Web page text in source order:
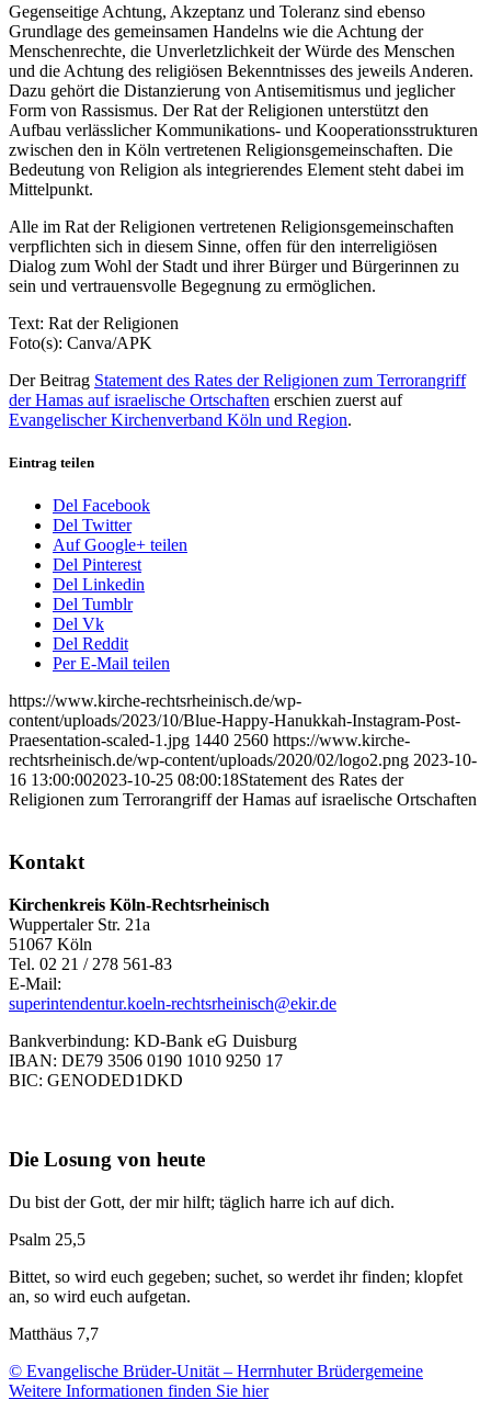
Gegenseitige Achtung, Akzeptanz und Toleranz sind ebenso
Grundlage des gemeinsamen Handelns wie die Achtung der
Menschenrechte, die Unverletzlichkeit der Würde des Menschen
und die Achtung des religiösen Bekenntnisses des jeweils Anderen.
Dazu gehört die Distanzierung von Antisemitismus und jeglicher
Form von Rassismus. Der Rat der Religionen unterstützt den
Aufbau verlässlicher Kommunikations- und Kooperationsstrukturen
zwischen den in Köln vertretenen Religionsgemeinschaften. Die
Bedeutung von Religion als integrierendes Element steht dabei im
Mittelpunkt.
Alle im Rat der Religionen vertretenen Religionsgemeinschaften
verpflichten sich in diesem Sinne, offen für den interreligiösen
Dialog zum Wohl der Stadt und ihrer Bürger und Bürgerinnen zu
sein und vertrauensvolle Begegnung zu ermöglichen.
Text: Rat der Religionen
Foto(s): Canva/APK
Der Beitrag Statement des Rates der Religionen zum Terrorangriff
der Hamas auf israelische Ortschaften erschien zuerst auf
Evangelischer Kirchenverband Köln und Region.
Eintrag teilen
Del Facebook
Del Twitter
Auf Google+ teilen
Del Pinterest
Del Linkedin
Del Tumblr
Del Vk
Del Reddit
Per E-Mail teilen
https://www.kirche-rechtsrheinisch.de/wp-
content/uploads/2023/10/Blue-Happy-Hanukkah-Instagram-Post-
Praesentation-scaled-1.jpg 1440 2560 https://www.kirche-
rechtsrheinisch.de/wp-content/uploads/2020/02/logo2.png 2023-10-
16 13:00:002023-10-25 08:00:18Statement des Rates der
Religionen zum Terrorangriff der Hamas auf israelische Ortschaften
Kontakt
Kirchenkreis Köln-Rechtsrheinisch
Wuppertaler Str. 21a
51067 Köln
Tel. 02 21 / 278 561-83
E-Mail:
superintendentur.koeln-rechtsrheinisch@ekir.de
Bankverbindung: KD-Bank eG Duisburg
IBAN: DE79 3506 0190 1010 9250 17
BIC: GENODED1DKD
Die Losung von heute
Du bist der Gott, der mir hilft; täglich harre ich auf dich.
Psalm 25,5
Bittet, so wird euch gegeben; suchet, so werdet ihr finden; klopfet
an, so wird euch aufgetan.
Matthäus 7,7
© Evangelische Brüder-Unität – Herrnhuter Brüdergemeine
Weitere Informationen finden Sie hier